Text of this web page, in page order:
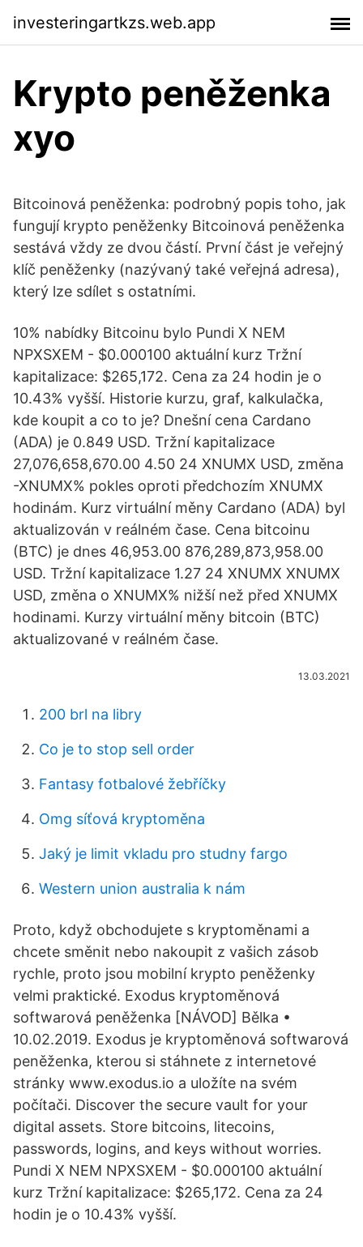
investeringartkzs.web.app
Krypto peněženka
xyo
Bitcoinová peněženka: podrobný popis toho, jak
fungují krypto peněženky Bitcoinová peněženka
sestává vždy ze dvou částí. První část je veřejný
klíč peněženky (nazývaný také veřejná adresa),
který lze sdílet s ostatními.
10% nabídky Bitcoinu bylo Pundi X NEM
NPXSXEM - $0.000100 aktuální kurz Tržní
kapitalizace: $265,172. Cena za 24 hodin je o
10.43% vyšší. Historie kurzu, graf, kalkulačka,
kde koupit a co to je? Dnešní cena Cardano
(ADA) je 0.849 USD. Tržní kapitalizace
27,076,658,670.00 4.50 24 XNUMX USD, změna
-XNUMX% pokles oproti předchozím XNUMX
hodinám. Kurz virtuální měny Cardano (ADA) byl
aktualizován v reálném čase. Cena bitcoinu
(BTC) je dnes 46,953.00 876,289,873,958.00
USD. Tržní kapitalizace 1.27 24 XNUMX XNUMX
USD, změna o XNUMX% nižší než před XNUMX
hodinami. Kurzy virtuální měny bitcoin (BTC)
aktualizované v reálném čase.
13.03.2021
200 brl na libry
Co je to stop sell order
Fantasy fotbalové žebříčky
Omg síťová kryptoměna
Jaký je limit vkladu pro studny fargo
Western union australia k nám
Proto, když obchodujete s kryptoměnami a
chcete směnit nebo nakoupit z vašich zásob
rychle, proto jsou mobilní krypto peněženky
velmi praktické. Exodus kryptoměnová
softwarová peněženka [NÁVOD] Bělka •
10.02.2019. Exodus je kryptoměnová softwarová
peněženka, kterou si stáhnete z internetové
stránky www.exodus.io a uložíte na svém
počítači. Discover the secure vault for your
digital assets. Store bitcoins, litecoins,
passwords, logins, and keys without worries.
Pundi X NEM NPXSXEM - $0.000100 aktuální
kurz Tržní kapitalizace: $265,172. Cena za 24
hodin je o 10.43% vyšší.